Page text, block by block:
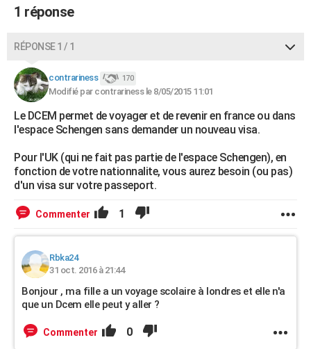
CARTE DE VOEUX
COPAINS D'AVANT
S'inscrire
Se connecter
Lycées
Collèges
Primaires
Universités
Entreprises
Service militaire
Avis de recherche
AVIS DE DÉCÈS
Bricolage
Lifestyle
Culture
Sport
Auto
Television
Voyage
Cinema
1 réponse
RÉPONSE 1 / 1
contrariness 170
Modifié par contrariness le 8/05/2015 11:01
Le DCEM permet de voyager et de revenir en france ou dans
l'espace Schengen sans demander un nouveau visa.
Pour l'UK (qui ne fait pas partie de l'espace Schengen), en
fonction de votre nationnalite, vous aurez besoin (ou pas)
d'un visa sur votre passeport.
Commenter 1
Rbka24
31 oct. 2016 à 21:44
Bonjour , ma fille a un voyage scolaire à londres et elle n'a
que un Dcem elle peut y aller ?
Commenter 0